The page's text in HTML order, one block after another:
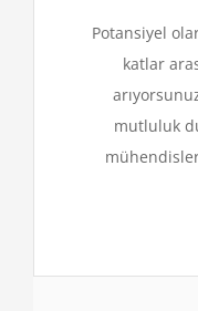
Potansiyel
katlar
mutluluk